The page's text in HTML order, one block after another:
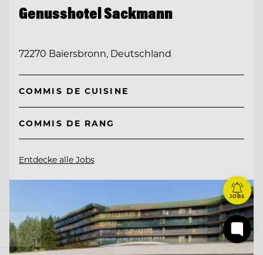
Genusshotel Sackmann
72270 Baiersbronn, Deutschland
COMMIS DE CUISINE
COMMIS DE RANG
Entdecke alle Jobs
JOBS